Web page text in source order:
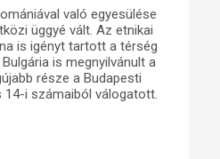
(feltöltés alatt)
való egyesülése
üggyé vált. Az etnikai
is igényt tartott a térség
is megnyilvánult a
része a Budapesti
14-i számaiból válogatott.